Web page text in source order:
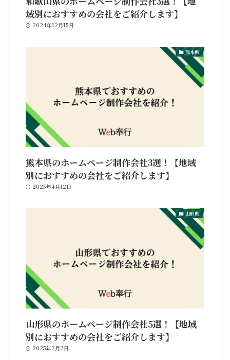
域別におすすめの会社をご紹介します】
2024年12月15日
熊本県
熊本県のホームページ制作会社3選！【地域
別におすすめの会社をご紹介します】
2025年4月12日
山形県
山形県のホームページ制作会社5選！【地域
別におすすめの会社をご紹介します】
2025年2月2日